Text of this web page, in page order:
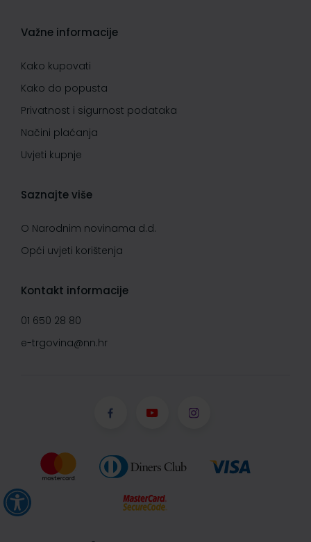
Važne informacije
Kako kupovati
Kako do popusta
Privatnost i sigurnost podataka
Načini plaćanja
Uvjeti kupnje
Saznajte više
O Narodnim novinama d.d.
Opći uvjeti korištenja
Kontakt informacije
01 650 28 80
e-trgovina@nn.hr